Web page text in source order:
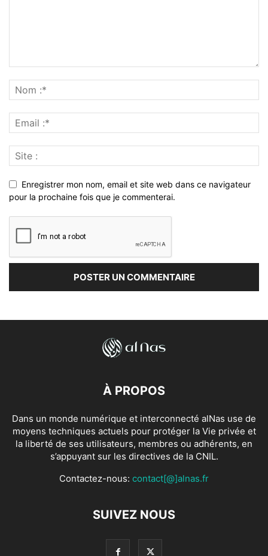
Enregistrer mon nom, email et site web dans ce navigateur
pour la prochaine fois que je commenterai.
À PROPOS
Dans un monde numérique et interconnecté alNas use de
moyens techniques actuels pour protéger la Vie privée et
la liberté de ses utilisateurs, membres ou adhérents, en
s’appuyant sur les directives de la CNIL.
Contactez-nous: contact[@]alnas.fr
SUIVEZ NOUS